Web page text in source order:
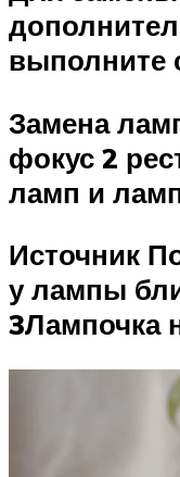
выполните
Замена
фокус 2
ламп и
Источник
у лампы
3Лампочка